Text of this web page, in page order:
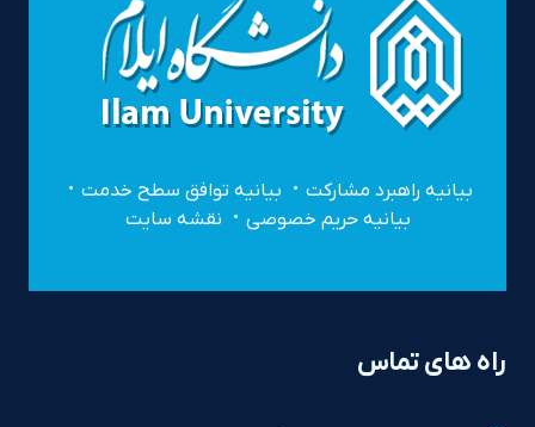
بیانیه راهبرد مشارکت
بیانیه توافق سطح خدمت
بیانیه حریم خصوصی
نقشه سایت
راه های تماس